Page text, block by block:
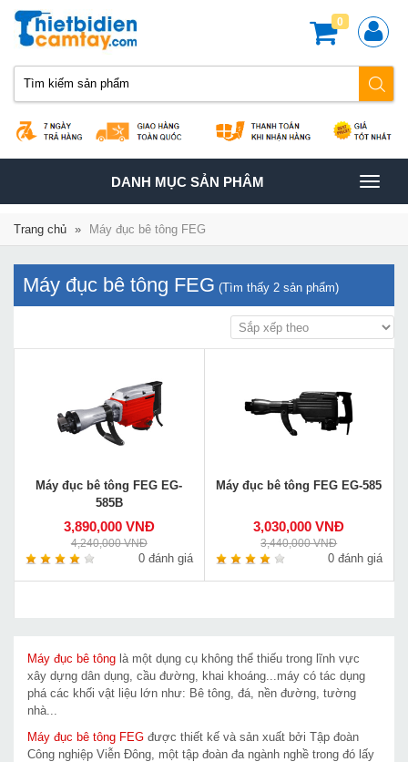
0
TOGGLE
NAVIGATION
DANH MỤC SẢN PHÂM
Trang chủ » Máy đục bê tông FEG
Máy đục bê tông FEG (Tìm thấy 2 sản phẩm)
Máy đục bê tông FEG EG-
585B
3,890,000 VNĐ
4,240,000 VNĐ
0 đánh giá
Máy đục bê tông FEG EG-585
3,030,000 VNĐ
3,440,000 VNĐ
0 đánh giá
Máy đục bê tông là một dụng cụ không thể thiếu trong lĩnh vực
xây dựng dân dụng, cầu đường, khai khoáng...máy có tác dụng
phá các khối vật liệu lớn như: Bê tông, đá, nền đường, tường
nhà...
Máy đục bê tông FEG được thiết kế và sản xuất bởi Tập đoàn
Công nghiệp Viễn Đông, một tập đoàn đa ngành nghề trong đó lấy